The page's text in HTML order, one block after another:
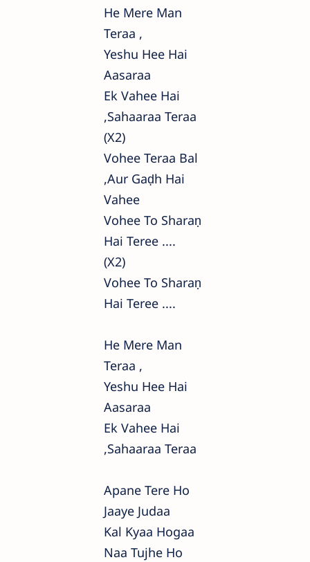
He Mere Man
Teraa ,
Yeshu Hee Hai
Aasaraa
Ek Vahee Hai
,sahaaraa Teraa
(x2)
Vohee Teraa Bal
,aur Gaḍh Hai
Vahee
Vohee To Sharaṇ
Hai Teree ....
(x2)
Vohee To Sharaṇ
Hai Teree ....
He Mere Man
Teraa ,
Yeshu Hee Hai
Aasaraa
Ek Vahee Hai
,sahaaraa Teraa
Apane Tere Ho
Jaaye Judaa
Kal Kyaa Hogaa
Naa Tujhe Ho